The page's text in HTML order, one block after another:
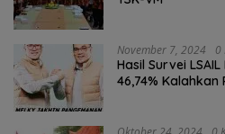
November 7, 2024 0
Hasil Survei
46,74% Kalahkan